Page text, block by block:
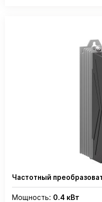
Частотный
Мощность: 0.4 кВт